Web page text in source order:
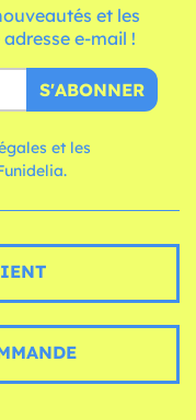
et les
e-mail !
S'ABONNER
et les